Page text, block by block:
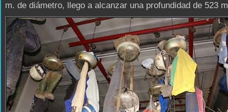
m. de diámetro, llego a alcanzar una profundidad de 523